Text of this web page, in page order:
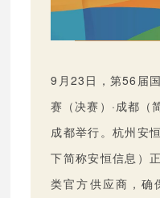
9月23日，第56届
赛（决赛）·成都（
成都举行。杭州安
下简称安恒信息）
类官方供应商，确